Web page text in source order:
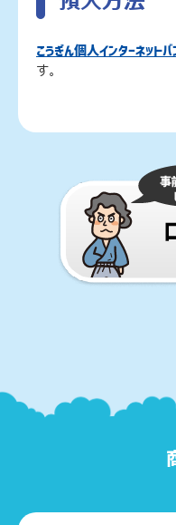
こうぎん個人インターネットバ
す。